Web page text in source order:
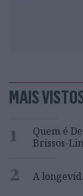
MAIS
1
Quem é
Brissos-
2 A